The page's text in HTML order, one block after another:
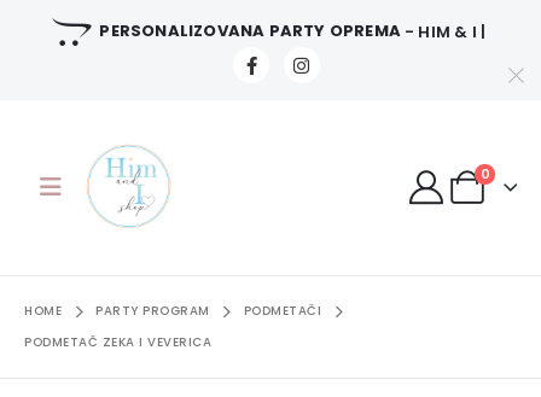
PERSONALIZOVANA PARTY OPREMA - HIM & I |
0
HOME PARTY PROGRAM
PODMETAČI
PODMETAČ ZEKA I VEVERICA